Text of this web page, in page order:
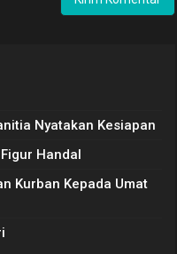
Nyatakan Kesiapan
Handal
Kurban Kepada Umat